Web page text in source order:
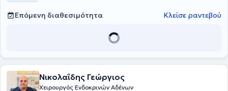
Επόμενη διαθεσιμότητα Κλείσε ραντεβού
Νικολαΐδης Γεώργιος
Χειρουργός Ενδοκρινών Αδένων